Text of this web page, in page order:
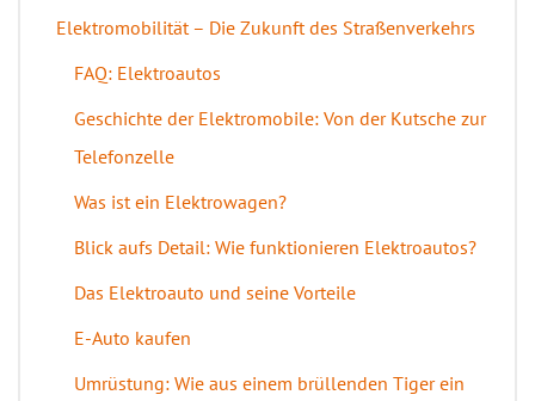
Elektromobilität – Die Zukunft des Straßenverkehrs
FAQ: Elektroautos
Geschichte der Elektromobile: Von der Kutsche zur
Telefonzelle
Was ist ein Elektrowagen?
Blick aufs Detail: Wie funktionieren Elektroautos?
Das Elektroauto und seine Vorteile
E-Auto kaufen
Umrüstung: Wie aus einem brüllenden Tiger ein